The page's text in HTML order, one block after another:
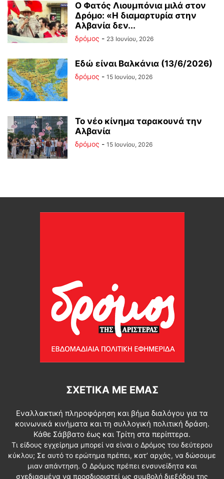
Ο Φατός Λιουμπόνια μιλά στον
Δρόμο: «Η διαμαρτυρία στην
Αλβανία δεν...
δρόμος - 23 Ιουνίου, 2026
Εδώ είναι Βαλκάνια (13/6/2026)
δρόμος - 15 Ιουνίου, 2026
Το νέο κίνημα ταρακουνά την
Αλβανία
δρόμος - 15 Ιουνίου, 2026
ΣΧΕΤΙΚΆ ΜΕ ΕΜΆΣ
Εναλλακτική πληροφόρηση και βήμα διαλόγου για τα
κοινωνικά κινήματα και τη συλλογική πολιτική δράση.
Κάθε Σάββατο έως και Τρίτη στα περίπτερα.
Τι είδους εγχείρημα μπορεί να είναι ο Δρόμος του δεύτερου
κύκλου; Σε αυτό το ερώτημα πρέπει, κατ’ αρχάς, να δώσουμε
μιαν απάντηση. Ο Δρόμος πρέπει ενσυνείδητα και
σχεδιασμένα να προσδιοριστεί ως συμβολή διεξόδου της